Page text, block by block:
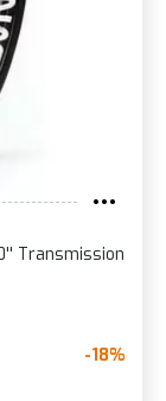
Transmission
-18%